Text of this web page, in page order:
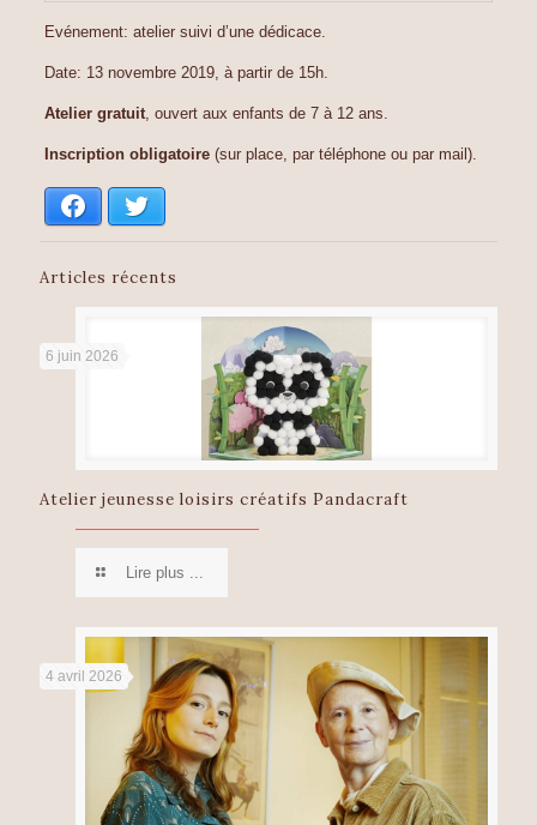
Evénement: atelier suivi d’une dédicace.
Date: 13 novembre 2019, à partir de 15h.
Atelier gratuit, ouvert aux enfants de 7 à 12 ans.
Inscription obligatoire(sur place, par téléphone ou par mail).
Facebook
Articles récents
6 juin 2026
Atelier jeunesse loisirs créatifs Pandacraft
Lire plus ...
4 avril 2026